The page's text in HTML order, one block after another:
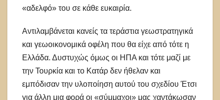
«αδελφό» του σε κάθε ευκαιρία.
Αντιλαμβάνεται κανείς τα τεράστια γεωστρατηγικά
και γεωοικονομικά οφέλη που θα είχε από τότε η
Ελλάδα. Δυστυχώς όμως οι ΗΠΑ και τότε μαζί με
την Τουρκία και το Κατάρ δεν ήθελαν και
εμπόδισαν την υλοποίηση αυτού του σχεδίου Έτσι
για άλλη μια φορά οι «σύμμαχοι» μας χαντάκωσαν